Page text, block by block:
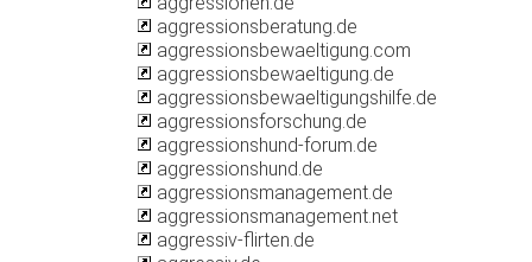
aggressionsberatung.de
aggressionsbewaeltigung.com
aggressionsbewaeltigung.de
aggressionsbewaeltigungshilfe.de
aggressionsforschung.de
aggressionshund-forum.de
aggressionshund.de
aggressionsmanagement.de
aggressionsmanagement.net
aggressiv-flirten.de